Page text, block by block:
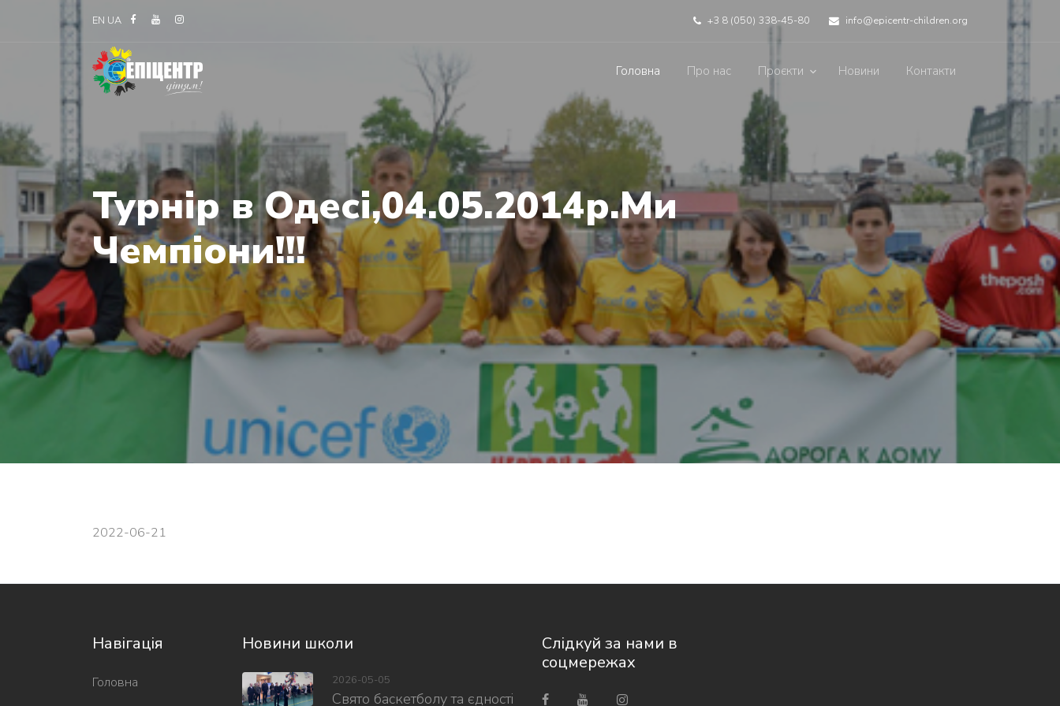
EN UA +3 8 (050) 338-45-80 info@epicentr-children.org
Головна Про нас Проєкти Новини Контакти
Турнір в Одесі,04.05.2014р.Ми
Чемпіони!!!
2022-06-21
Навігація
Головна
Новини школи
2026-05-05
Свято баскетболу та єдності
Слідкуй за нами в
соцмережах